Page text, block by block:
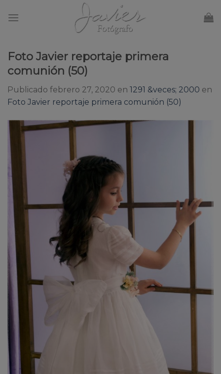
Foto Javier reportaje primera
comunión (50)
Publicado febrero 27, 2020 en 1291 &veces; 2000 en
Foto Javier reportaje primera comunión (50)